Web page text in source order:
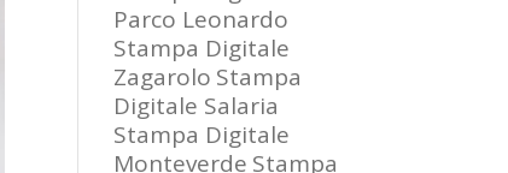
Parco Leonardo
Stampa Digitale
Zagarolo Stampa
Digitale Salaria
Stampa Digitale
Monteverde Stampa